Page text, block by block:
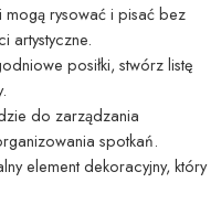
mogą rysować i pisać bez
artystyczne.
posiłki, stwórz listę
do zarządzania
spotkań.
element dekoracyjny, który